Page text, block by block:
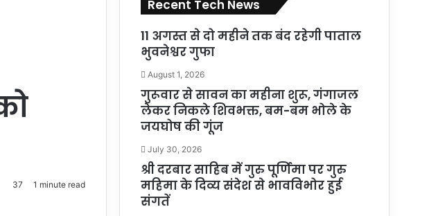
37 1 minute read
Recent Tech News
11 अगस्त से दो महीने तक बंद रहेगी पाताल
भुवनेश्वर गुफा
August 1, 2026
गुरूवार से सावन का महीना शुरू, गंगाजल
लेकर निकले शिवभक्त, बम-बम भोले के
जयघोष की गूंज
July 30, 2026
श्री दरबार साहिब में गुरु पूर्णिमा पर गुरु
महिमा के दिव्य संदेश से भावविभोर हुई
संगतें